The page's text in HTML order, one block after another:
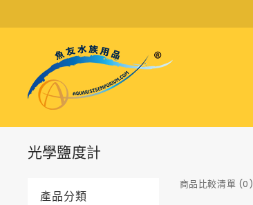
光學鹽度計
產品分類
商品比較清單 (0)